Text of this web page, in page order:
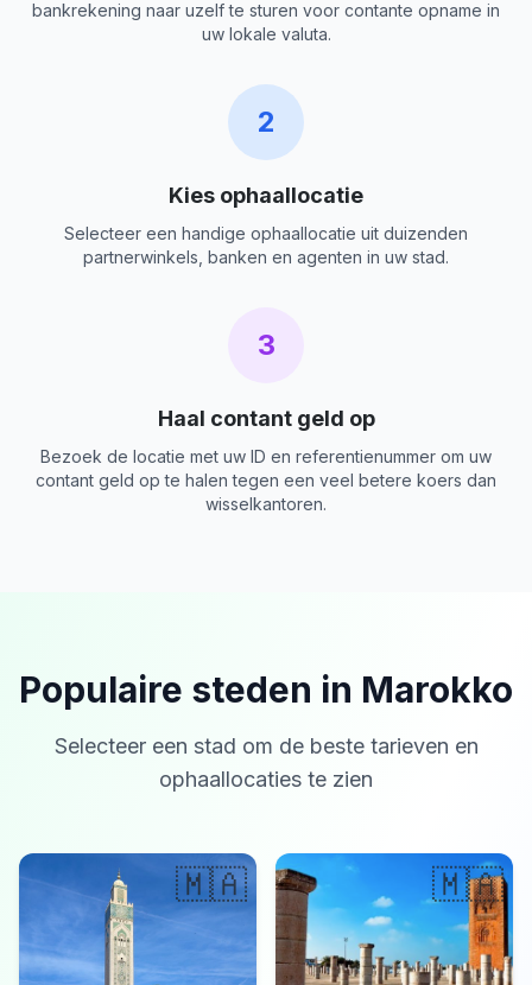
bankrekening naar uzelf te sturen voor contante opname in
uw lokale valuta.
2
Kies ophaallocatie
Selecteer een handige ophaallocatie uit duizenden
partnerwinkels, banken en agenten in uw stad.
3
Haal contant geld op
Bezoek de locatie met uw ID en referentienummer om uw
contant geld op te halen tegen een veel betere koers dan
wisselkantoren.
Populaire steden in Marokko
Selecteer een stad om de beste tarieven en
ophaallocaties te zien
🇲🇦 🇲🇦